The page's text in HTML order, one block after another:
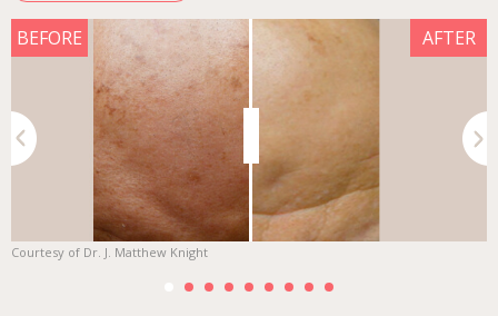
AFTER
BEFORE
Courtesy of Dr. J. Matthew Knight